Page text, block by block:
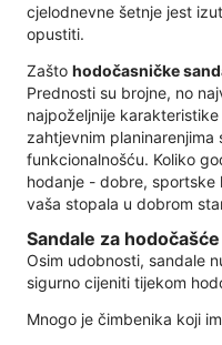
cjelodnevne šetnje jest
opustiti.
Zašto hodočasničke
Prednosti su brojne, no
najpoželjnije
zahtjevnim
funkcionalnošću. Koliko
hodanje - dobre,
vaša stopala u dobrom
Sandale za
Osim udobnosti, sandale
sigurno cijeniti tijekom
Mnogo je čimbenika koji